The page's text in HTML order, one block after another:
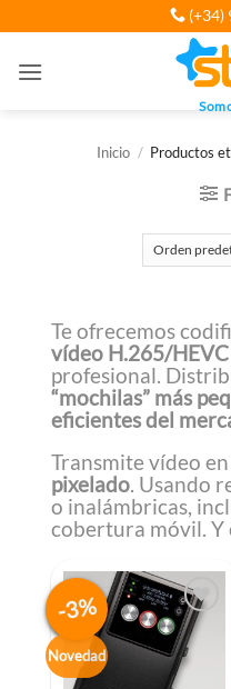
al
(+34)
Inicio / Productos
Te ofrecemos
vídeo H.265/
profesional.
“mochilas” más
eficientes del
Transmite vídeo
pixelado. Usando
o inalámbricas,
cobertura móvil. Y
-3%
Novedad